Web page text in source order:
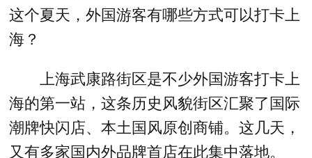
这个夏天，外国游客有哪些方式可以打卡上
海？
上海武康路街区是不少外国游客打卡上
海的第一站，这条历史风貌街区汇聚了国际
潮牌快闪店、本土国风原创商铺。这几天，
又有多家国内外品牌首店在此集中落地。